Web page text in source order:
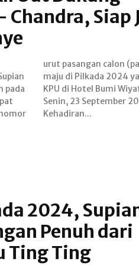
Chandra, Siap
pada
Kehadiran...
2024,
Penuh dari
Ting Ting